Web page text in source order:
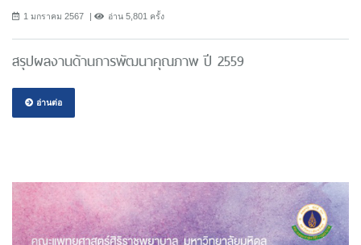
1 มกราคม 2567 อ่าน 5,801 ครั้ง
สรุปผลงานด้านการพัฒนาคุณภาพ ปี 2559
อ่านต่อ